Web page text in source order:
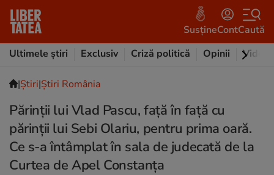
SusțineContCaută
Ultimele știri
Exclusiv Criză politică Opinii Video
|Ştiri|Știri România
Părinţii lui Vlad Pascu, faţă în faţă cu
părinţii lui Sebi Olariu, pentru prima oară.
Ce s-a întâmplat în sala de judecată de la
Curtea de Apel Constanţa